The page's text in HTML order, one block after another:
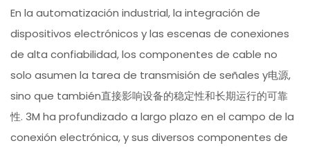
En la automatización industrial, la integración de
dispositivos electrónicos y las escenas de conexiones
de alta confiabilidad, los componentes de cable no
solo asumen la tarea de transmisión de señales y电源,
sino que también直接影响设备的稳定性和长期运行的可靠
性. 3M ha profundizado a largo plazo en el campo de la
conexión electrónica, y sus diversos componentes de